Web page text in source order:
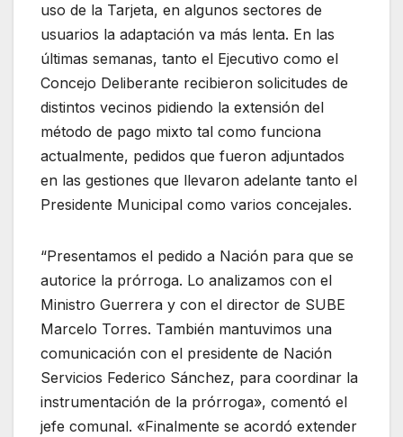
uso de la Tarjeta, en algunos sectores de
usuarios la adaptación va más lenta. En las
últimas semanas, tanto el Ejecutivo como el
Concejo Deliberante recibieron solicitudes de
distintos vecinos pidiendo la extensión del
método de pago mixto tal como funciona
actualmente, pedidos que fueron adjuntados
en las gestiones que llevaron adelante tanto el
Presidente Municipal como varios concejales.
“Presentamos el pedido a Nación para que se
autorice la prórroga. Lo analizamos con el
Ministro Guerrera y con el director de SUBE
Marcelo Torres. También mantuvimos una
comunicación con el presidente de Nación
Servicios Federico Sánchez, para coordinar la
instrumentación de la prórroga», comentó el
jefe comunal. «Finalmente se acordó extender